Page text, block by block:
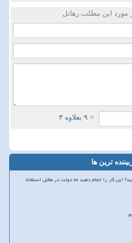
مورد این مطلب رهاتل
= ۹ بعلاوه ۳
ترین ها
این کار را انجام دهید اما دولت در مقابل استفاده